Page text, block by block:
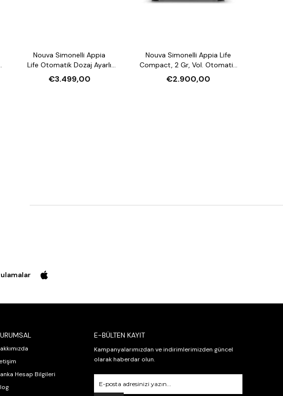
Nouva Simonelli Appia
Life Otomatik Dozaj Ayarlı
Espresso Kahve Makinesi
€3.499,00
Nouva Simonelli Appia Life
Compact, 2 Gr, Vol. Otomatik
Dozaj Ayarlı Espresso Kahve
Makinesi
€2.900,00
Hesap Bilgileri
E-BÜLTEN KAYIT
Kampanyalarımızdan ve indirimlerimizden güncel
olarak haberdar olun.